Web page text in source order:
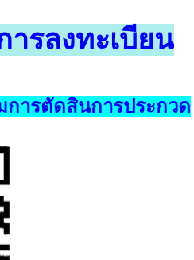
รลงทะเบียน
ารตัดสินการประกวด